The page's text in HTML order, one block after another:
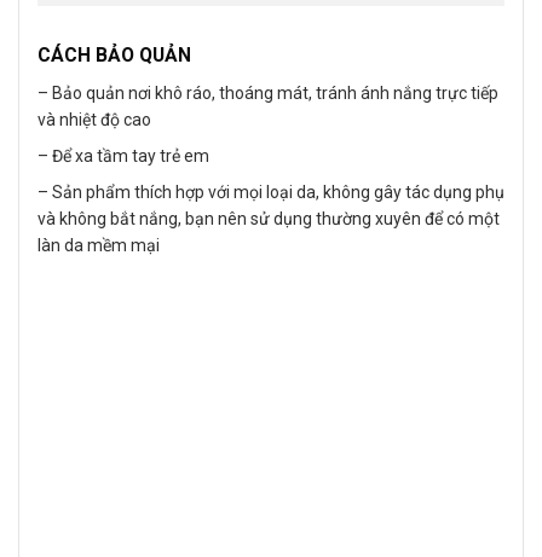
CÁCH BẢO QUẢN
– Bảo quản nơi khô ráo, thoáng mát, tránh ánh nắng trực tiếp
và nhiệt độ cao
– Để xa tầm tay trẻ em
– Sản phẩm thích hợp với mọi loại da, không gây tác dụng phụ
và không bắt nắng, bạn nên sử dụng thường xuyên để có một
làn da mềm mại